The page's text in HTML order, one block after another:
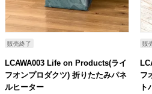
販売終了
LCAWA003 Life on Products(ライ
フオンプロダクツ) 折りたたみパネ
ルヒーター
販
フ
ト